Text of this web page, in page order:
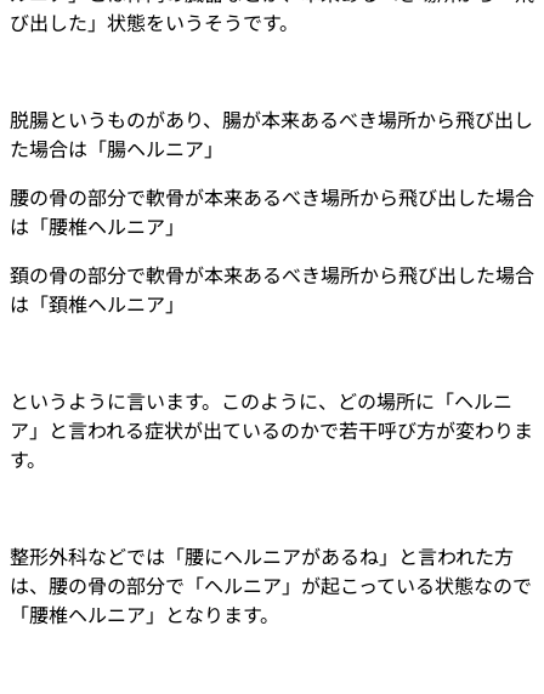
び出した」状態をいうそうです。
脱腸というものがあり、腸が本来あるべき場所から飛び出し
た場合は「腸ヘルニア」
腰の骨の部分で軟骨が本来あるべき場所から飛び出した場合
は「腰椎ヘルニア」
頚の骨の部分で軟骨が本来あるべき場所から飛び出した場合
は「頚椎ヘルニア」
というように言います。このように、どの場所に「ヘルニ
ア」と言われる症状が出ているのかで若干呼び方が変わりま
す。
整形外科などでは「腰にヘルニアがあるね」と言われた方
は、腰の骨の部分で「ヘルニア」が起こっている状態なので
「腰椎ヘルニア」となります。